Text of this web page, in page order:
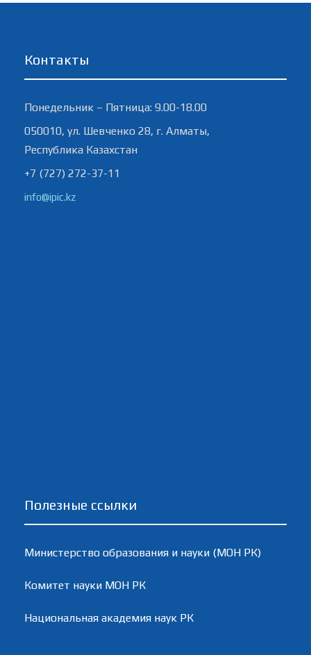
Контакты
Понедельник – Пятница: 9.00-18.00
050010, ул. Шевченко 28, г. Алматы,
Республика Казахстан
+7 (727) 272-37-11
info@ipic.kz
Полезные ссылки
Министерство образования и науки (МОН РК)
Комитет науки МОН РК
Национальная академия наук РК